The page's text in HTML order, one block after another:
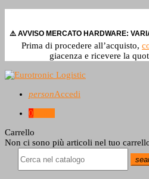
⚠️ AVVISO MERCATO HARDWARE:
Prima di procedere all’acquisto,
giacenza e ricevere la
personAccedi
0
Carrello
Non ci sono più articoli nel tuo